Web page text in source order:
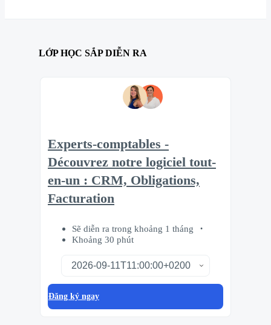
LỚP HỌC SẮP DIỄN RA
Experts-comptables -
Découvrez notre logiciel tout-
en-un : CRM, Obligations,
Facturation
Sẽ diễn ra trong khoảng 1 tháng
Khoảng 30 phút
Đăng ký ngay